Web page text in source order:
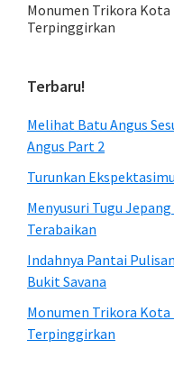
Monumen Trikora Kota
Terpinggirkan
Terbaru!
Melihat Batu Angus
Angus Part 2
Turunkan
Menyusuri Tugu
Terabaikan
Indahnya Pantai
Bukit Savana
Monumen Trikora Kota
Terpinggirkan